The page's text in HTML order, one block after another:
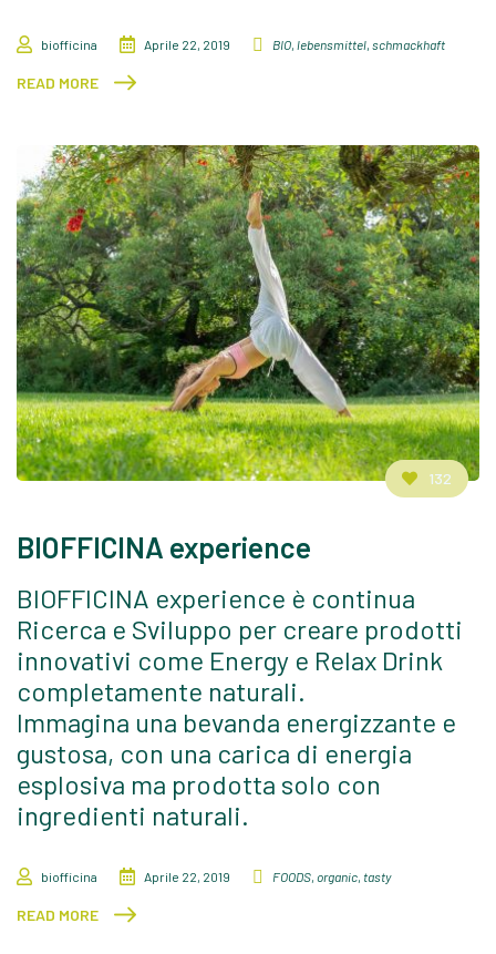
biofficina Aprile 22, 2019 BIO, lebensmittel, schmackhaft
READ MORE
132
BIOFFICINA experience
BIOFFICINA experience è continua
Ricerca e Sviluppo per creare prodotti
innovativi come Energy e Relax Drink
completamente naturali.
Immagina una bevanda energizzante e
gustosa, con una carica di energia
esplosiva ma prodotta solo con
ingredienti naturali.
biofficina Aprile 22, 2019 FOODS, organic, tasty
READ MORE